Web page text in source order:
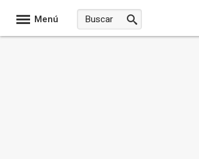
Menú